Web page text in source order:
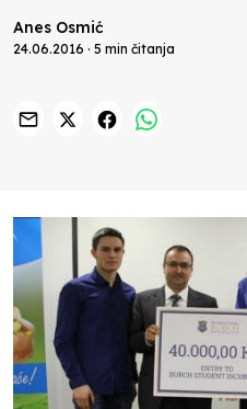
Anes Osmić
24.06.2016 · 5 min čitanja